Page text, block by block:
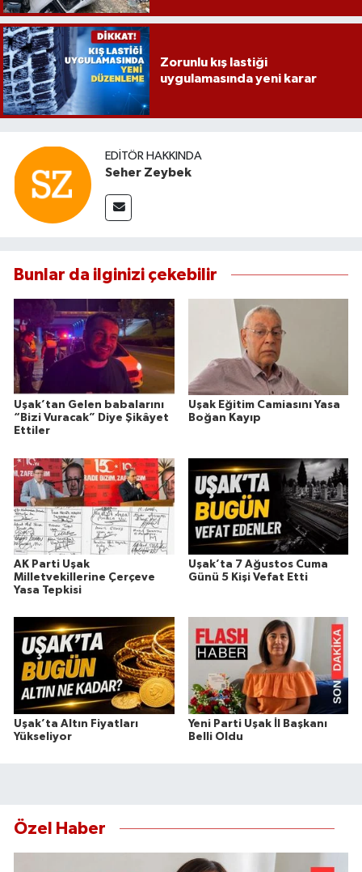
Zorunlu kış lastiği
uygulamasında yeni karar
EDITÖR HAKKINDA
Seher Zeybek
Bunlar da ilginizi çekebilir
Uşak’tan Gelen babalarını
“Bizi Vuracak” Diye Şikâyet
Ettiler
Uşak Eğitim Camiasını Yasa
Boğan Kayıp
AK Parti Uşak
Milletvekillerine Çerçeve
Yasa Tepkisi
Uşak’ta 7 Ağustos Cuma
Günü 5 Kişi Vefat Etti
Uşak’ta Altın Fiyatları
Yükseliyor
Yeni Parti Uşak İl Başkanı
Belli Oldu
Özel Haber